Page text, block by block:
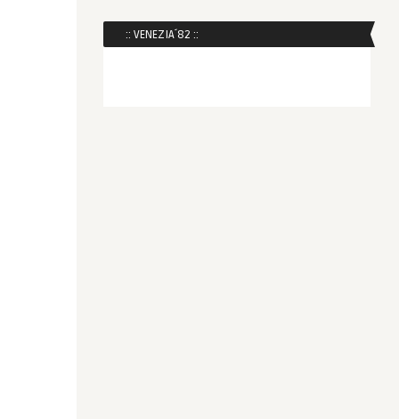
:: VENEZIA´82 ::